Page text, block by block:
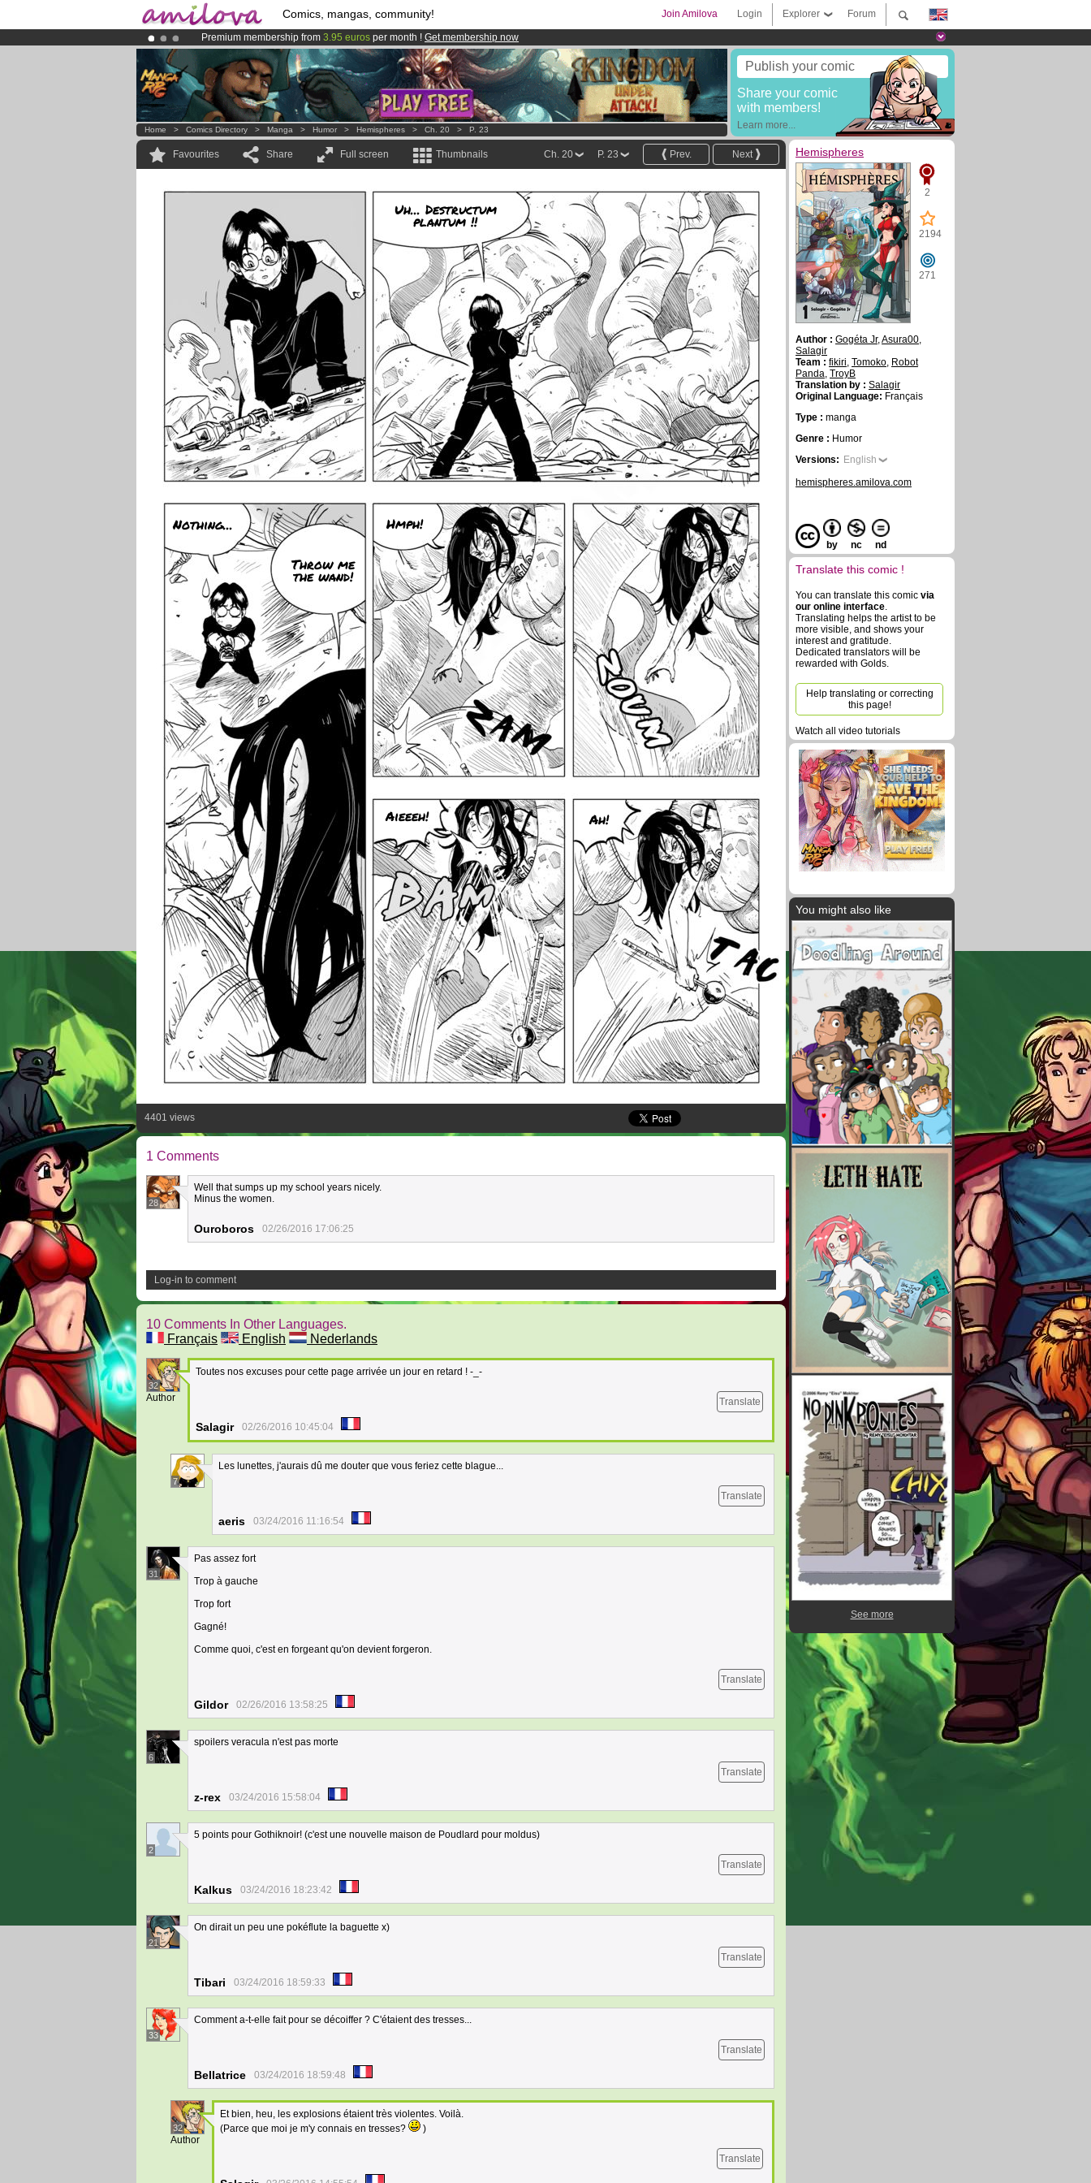
Comics, mangas, community! Forum
Explorer
Login
Join Amilova
Premium membership from 3.95 euros per month ! Get membership now
Already 100000membersand 1000comics & mangas!.
AmilovaKickstarter is now LIVE!.
Publish your comic
Share your comic
with members!
Learn more...
Home > Comics Directory > Manga > Humor > Hemispheres > Ch. 20 > P. 23
Favourites Share Full screen Thumbnails Next
Prev.
P. 23
Ch. 20
Uh... Destructum
plantum !!
Nothing...
Throw me
the wand!
Hmph!
Aieeeh! Ah!
4401 views
1 Comments
28
Well that sumps up my school years nicely.
Minus the women.
Ouroboros 02/26/2016 17:06:25
Log-in to comment
10 Comments In Other Languages.
Français
English Nederlands
32
Author
Toutes nos excuses pour cette page arrivée un jour en retard ! -_-
Translate
Salagir 02/26/2016 10:45:04
7
Les lunettes, j'aurais dû me douter que vous feriez cette blague...
Translate
aeris 03/24/2016 11:16:54
31
Pas assez fort
Trop à gauche
Trop fort
Gagné!
Comme quoi, c'est en forgeant qu'on devient forgeron.
Translate
Gildor 02/26/2016 13:58:25
6
spoilers veracula n'est pas morte
Translate
z-rex 03/24/2016 15:58:04
2
5 points pour Gothiknoir! (c'est une nouvelle maison de Poudlard pour moldus)
Translate
Kalkus 03/24/2016 18:23:42
21
On dirait un peu une pokéflute la baguette x)
Translate
Tibari 03/24/2016 18:59:33
33
Comment a-t-elle fait pour se décoiffer ? C'étaient des tresses...
Translate
Bellatrice 03/24/2016 18:59:48
32
Author
Et bien, heu, les explosions étaient très violentes. Voilà.
(Parce que moi je m'y connais en tresses?
)
Translate
Hemispheres
2
2194
271
Author : Gogéta Jr,Asura00,
Salagir
Team : fikiri, Tomoko, Robot
Panda, TroyB
Translation by : Salagir
Original Language: Français
Type : manga
Genre : Humor
Versions: English
hemispheres.amilova.com
by nc nd
Translate this comic !
You can translate this comic via
our online interface.
Translating helps the artist to be
more visible, and shows your
interest and gratitude.
Dedicated translators will be
rewarded with Golds.
Help translating or correcting
this page!
Watch all video tutorials
You might also like
See more